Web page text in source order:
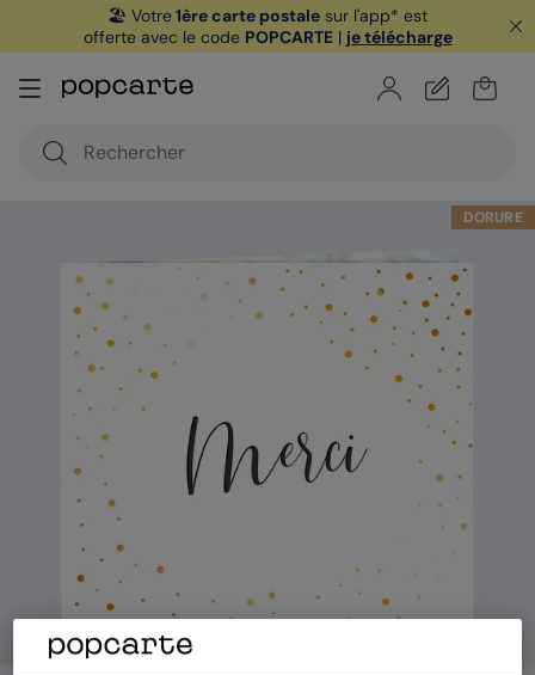
🏖️ Votre1ère carte postale sur l'app* est
offerte avec le code POPCARTE| je télécharge
DORURE